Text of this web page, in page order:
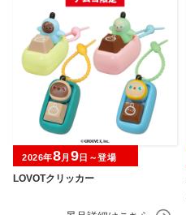
LOVOTクリッカー
2026年8月 9日～登場